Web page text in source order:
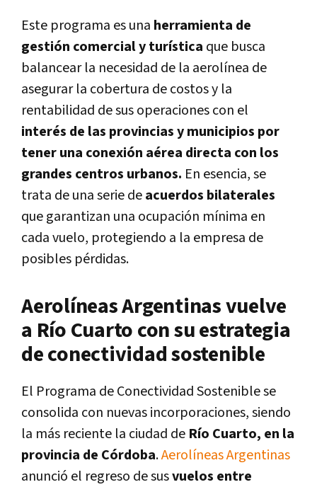
Este programa es una herramienta de
gestión comercial y turística que busca
balancear la necesidad de la aerolínea de
asegurar la cobertura de costos y la
rentabilidad de sus operaciones con el
interés de las provincias y municipios por
tener una conexión aérea directa con los
grandes centros urbanos. En esencia, se
trata de una serie deacuerdos bilaterales
que garantizan una ocupación mínima en
cada vuelo, protegiendo a la empresa de
posibles pérdidas.
Aerolíneas Argentinas vuelve
a Río Cuarto con su estrategia
de conectividad sostenible
El Programa de Conectividad Sostenible se
consolida con nuevas incorporaciones, siendo
la más reciente la ciudad de Río Cuarto, en la
provincia de Córdoba.Aerolíneas Argentinas
anunció el regreso de susvuelos entre